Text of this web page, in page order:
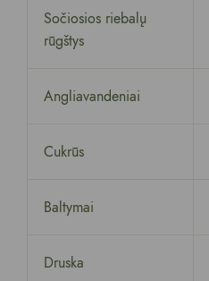
Sočiosios riebalų
rūgštys
Angliavandeniai
Cukrūs
Baltymai
Druska